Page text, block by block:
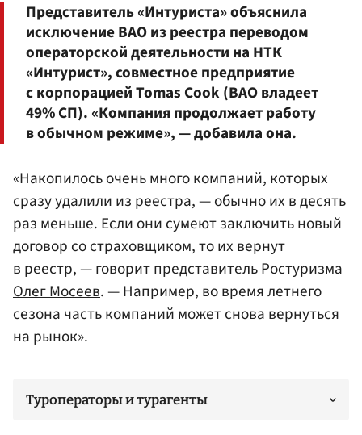
Представитель «Интуриста» объяснила
исключение ВАО из реестра переводом
операторской деятельности на НТК
«Интурист», совместное предприятие
с корпорацией Tomas Cook (ВАО владеет
49% СП). «Компания продолжает работу
в обычном режиме», — добавила она.
«Накопилось очень много компаний, которых
сразу удалили из реестра, — обычно их в десять
раз меньше. Если они сумеют заключить новый
договор со страховщиком, то их вернут
в реестр, — говорит представитель Ростуризма
Олег Мосеев. — Например, во время летнего
сезона часть компаний может снова вернуться
на рынок».
Туроператоры и турагенты